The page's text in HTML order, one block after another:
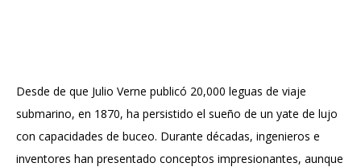
Desde de que Julio Verne publicó 20,000 leguas de viaje
submarino, en 1870, ha persistido el sueño de un yate de lujo
con capacidades de buceo. Durante décadas, ingenieros e
inventores han presentado conceptos impresionantes, aunque